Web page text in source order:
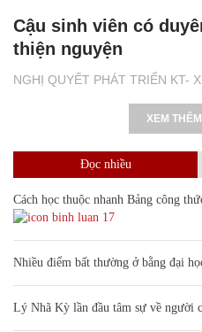
NGHỊ QUYẾT PHÁT TRIỂN KT-
Cậu sinh viên có
thiện nguyện
XEM
Đọc nhiều
Cách học thuộc nhanh Bảng công
17
Nhiều điểm bất thường ở bằng đại
Lý Nhã Kỳ lần đầu tâm sự về người